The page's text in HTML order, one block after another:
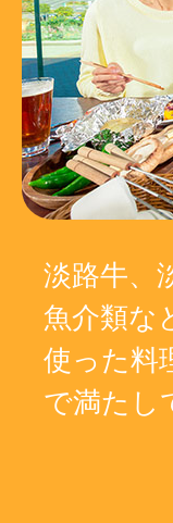
淡路牛、
魚介類な
使った料
で満たし